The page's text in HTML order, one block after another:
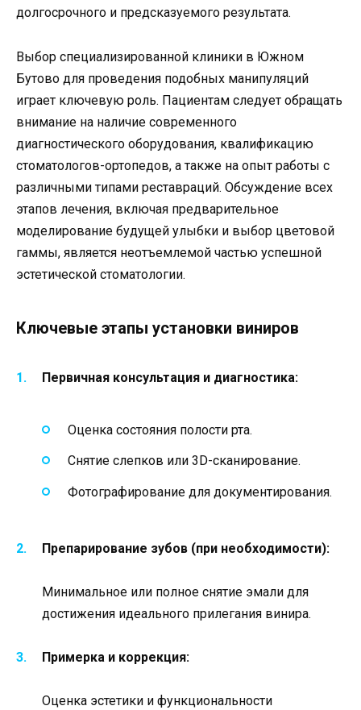
долгосрочного и предсказуемого результата.
Выбор специализированной клиники в Южном
Бутово для проведения подобных манипуляций
играет ключевую роль. Пациентам следует обращать
внимание на наличие современного
диагностического оборудования, квалификацию
стоматологов-ортопедов, а также на опыт работы с
различными типами реставраций. Обсуждение всех
этапов лечения, включая предварительное
моделирование будущей улыбки и выбор цветовой
гаммы, является неотъемлемой частью успешной
эстетической стоматологии.
Ключевые этапы установки виниров
Первичная консультация и диагностика:
Оценка состояния полости рта.
Снятие слепков или 3D-сканирование.
Фотографирование для документирования.
Препарирование зубов (при необходимости):
Минимальное или полное снятие эмали для
достижения идеального прилегания винира.
Примерка и коррекция:
Оценка эстетики и функциональности